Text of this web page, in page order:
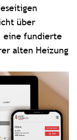
über
eine fundierte
alten Heizung